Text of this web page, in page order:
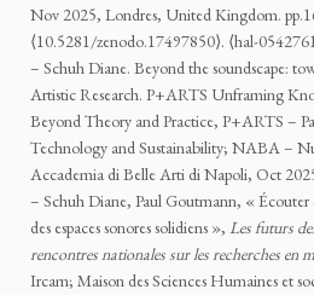
Nov 2025, Londres, United Kingdom.
⟨10.5281/zenodo.17497850⟩. ⟨hal-
– Schuh Diane. Beyond the soundscape:
Artistic Research. P+ARTS Unframing
Beyond Theory and Practice, P+ARTS –
Technology and Sustainability; NABA –
Accademia di Belle Arti di Napoli, Oct
– Schuh Diane, Paul Goutmann, « Écouter
des espaces sonores solidiens », Les futurs
rencontres nationales sur les recherches en
Ircam; Maison des Sciences Humaines et